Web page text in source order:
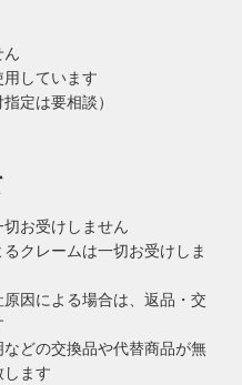
ん
しています
定は要相談）
お受けしません
クレームは一切お受けしま
因による場合は、返品・交
どの交換品や代替商品が無
ます